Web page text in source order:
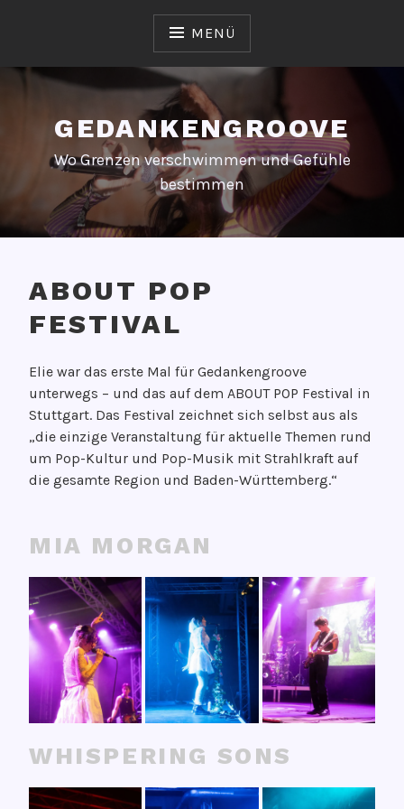
MENÜ
GEDANKENGROOVE
Wo Grenzen verschwimmen und Gefühle
bestimmen
ABOUT POP
FESTIVAL
e
r
ö
f
f
e
l
i
c
h
t
a
m
2
4
.
S
e
O
N
G
e
d
a
e
n
g
r
o
o
v
e
Elie war das erste Mal für Gedankengroove
unterwegs – und das auf dem ABOUT POP Festival in
Stuttgart. Das Festival zeichnet sich selbst aus als
„die einzige Veranstaltung für aktuelle Themen rund
um Pop-Kultur und Pop-Musik mit Strahlkraft auf
die gesamte Region und Baden-Württemberg.“
MIA MORGAN
WHISPERING SONS